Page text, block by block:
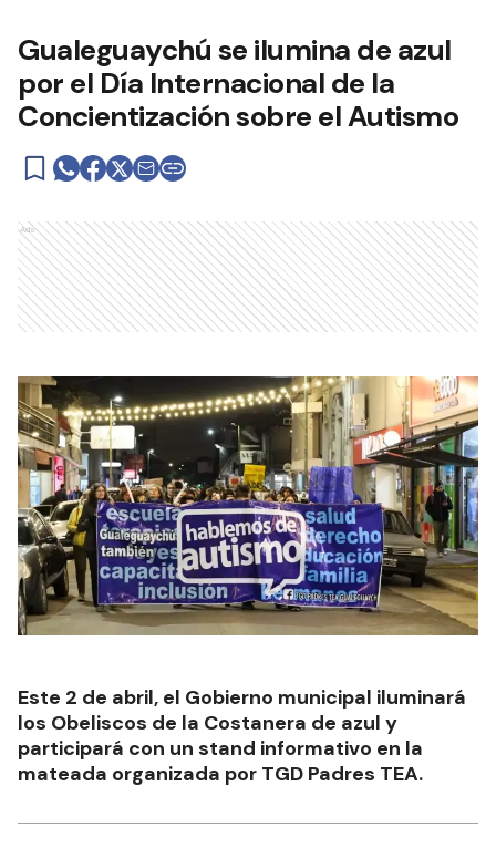
Gualeguaychú se ilumina de azul
por el Día Internacional de la
Concientización sobre el Autismo
Ads
Este 2 de abril, el Gobierno municipal iluminará
los Obeliscos de la Costanera de azul y
participará con un stand informativo en la
mateada organizada por TGD Padres TEA.